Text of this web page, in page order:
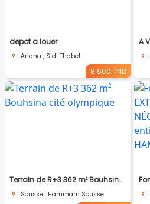
depot a louer
Ariana , Sidi Thabet
8.600 TND
Terrain de R+3 362 m² Bouhsina cité olympique
Sousse , Hammam Sousse